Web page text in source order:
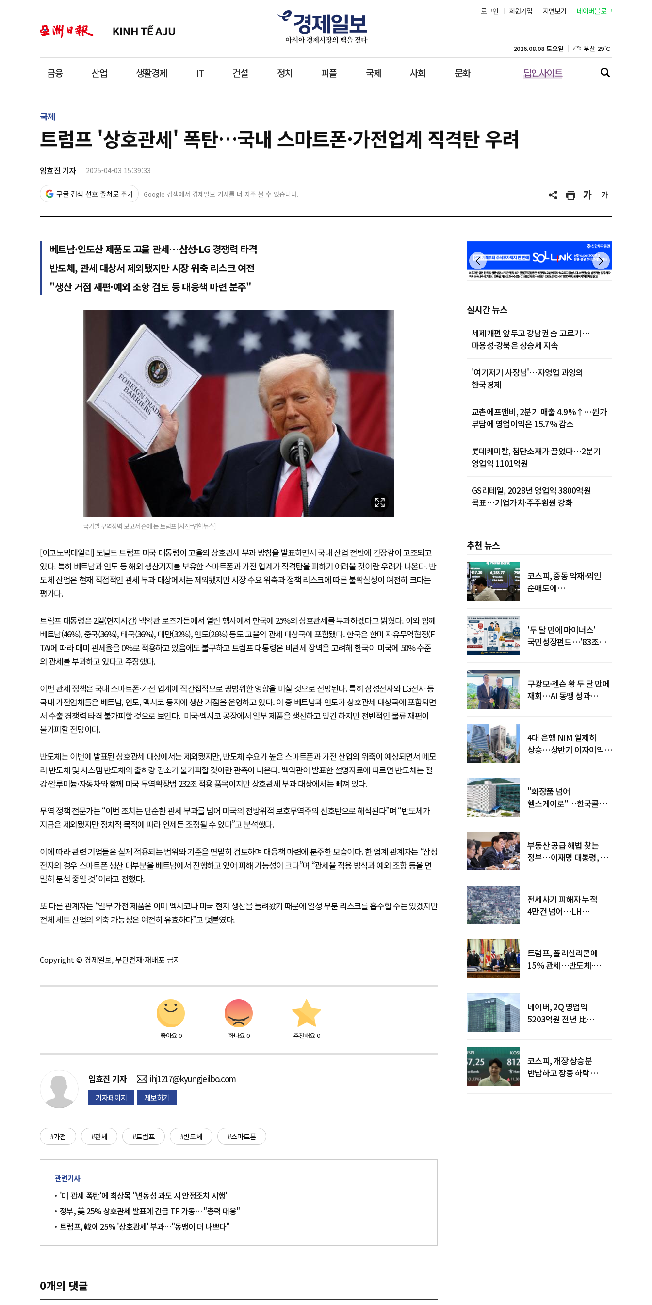
로그인 회원가입 지면보기 네이버블로그
금융 산업 생활경제 IT 건설 정치 피플 국제 사회 문화 딥인사이트
2026.08.08 토요일
서울 28˚C
대구 28˚C
인천 27˚C
제주 29˚C
국제
트럼프 '상호관세' 폭탄…국내 스마트폰·가전업계 직격탄 우려
임효진 기자 2025-04-03 15:39:33
구글 검색 선호 출처로 추가 Google 검색에서 경제일보 기사를 더 자주 볼 수 있습니다.
베트남·인도산 제품도 고율 관세…삼성·LG 경쟁력 타격
반도체, 관세 대상서 제외됐지만 시장 위축 리스크 여전
"생산 거점 재편·예외 조항 검토 등 대응책 마련 분주"
국가별 무역장벽 보고서 손에 든 트럼프 [사진=연합뉴스]
[이코노믹데일리] 도널드 트럼프 미국 대통령이 고율의 상호관세 부과 방침을 발표하면서 국내 산업 전반에 긴장감이 고조되고
있다. 특히 베트남과 인도 등 해외 생산기지를 보유한 스마트폰과 가전 업계가 직격탄을 피하기 어려울 것이란 우려가 나온다. 반
도체 산업은 현재 직접적인 관세 부과 대상에서는 제외됐지만 시장 수요 위축과 정책 리스크에 따른 불확실성이 여전히 크다는
평가다.
트럼프 대통령은 2일(현지시간) 백악관 로즈가든에서 열린 행사에서 한국에 25%의 상호관세를 부과하겠다고 밝혔다. 이와 함께
베트남(46%), 중국(36%), 태국(36%), 대만(32%), 인도(26%) 등도 고율의 관세 대상국에 포함됐다. 한국은 한미 자유무역협정(F
TA)에 따라 대미 관세율을 0%로 적용하고 있음에도 불구하고 트럼프 대통령은 비관세 장벽을 고려해 한국이 미국에 50% 수준
의 관세를 부과하고 있다고 주장했다.
이번 관세 정책은 국내 스마트폰·가전 업계에 직간접적으로 광범위한 영향을 미칠 것으로 전망된다. 특히 삼성전자와 LG전자 등
국내 가전업체들은 베트남, 인도, 멕시코 등지에 생산 거점을 운영하고 있다. 이 중 베트남과 인도가 상호관세 대상국에 포함되면
서 수출 경쟁력 타격 불가피할 것으로 보인다. 미국·멕시코 공장에서 일부 제품을 생산하고 있긴 하지만 전반적인 물류 재편이
불가피할 전망이다.
반도체는 이번에 발표된 상호관세 대상에서는 제외됐지만, 반도체 수요가 높은 스마트폰과 가전 산업의 위축이 예상되면서 메모
리 반도체 및 시스템 반도체의 출하량 감소가 불가피할 것이란 관측이 나온다. 백악관이 발표한 설명자료에 따르면 반도체는 철
강·알루미늄·자동차와 함께 미국 무역확장법 232조 적용 품목이지만 상호관세 부과 대상에서는 빠져 있다.
무역 정책 전문가는 “이번 조치는 단순한 관세 부과를 넘어 미국의 전방위적 보호무역주의 신호탄으로 해석된다”며 “반도체가
지금은 제외됐지만 정치적 목적에 따라 언제든 조정될 수 있다”고 분석했다.
이에 따라 관련 기업들은 실제 적용되는 범위와 기준을 면밀히 검토하며 대응책 마련에 분주한 모습이다. 한 업계 관계자는 “삼성
전자의 경우 스마트폰 생산 대부분을 베트남에서 진행하고 있어 피해 가능성이 크다”며 “관세율 적용 방식과 예외 조항 등을 면
밀히 분석 중일 것”이라고 전했다.
또 다른 관계자는 “일부 가전 제품은 이미 멕시코나 미국 현지 생산을 늘려왔기 때문에 일정 부분 리스크를 흡수할 수는 있겠지만
전체 세트 산업의 위축 가능성은 여전히 유효하다”고 덧붙였다.
Copyright © 경제일보, 무단전재·재배포 금지
좋아요 0 화나요 0 추천해요 0
임효진 기자 ihj1217@kyungjeilbo.com
기자페이지 제보하기
#가전 #관세 #트럼프 #반도체 #스마트폰
관련기사
'미 관세 폭탄'에 최상목 "변동성 과도 시 안정조치 시행"
정부, 美 25% 상호관세 발표에 긴급 TF 가동… "총력 대응"
트럼프, 韓에 25% '상호관세' 부과…"동맹이 더 나쁘다"
0개의 댓글
실시간 뉴스
세제개편 앞두고 강남권 숨 고르기…
마용성·강북은 상승세 지속
'여기저기 사장님'…자영업 과잉의
한국경제
교촌에프앤비, 2분기 매출 4.9%↑…원가
부담에 영업이익은 15.7% 감소
롯데케미칼, 첨단소재가 끌었다…2분기
영업익 1101억원
GS리테일, 2028년 영업익 3800억원
목표…기업가치·주주환원 강화
추천 뉴스
코스피, 중동 악재·외인
순매도에
'두 달 만에 마이너스'
국민성장펀드…'83조
구광모·젠슨 황 두 달 만에
재회…AI 동맹 성과
4대 은행 NIM 일제히
상승…상반기 이자이익
"화장품 넘어
헬스케어로"…한국콜마,
부동산 공급 해법 찾는
정부…이재명 대통령, 2차
전세사기 피해자 누적
4만건 넘어…LH
트럼프, 폴리실리콘에
15% 관세…반도체·
네이버, 2Q 영업익
5203억원 전년 比
코스피, 개장 상승분
반납하고 장중 하락